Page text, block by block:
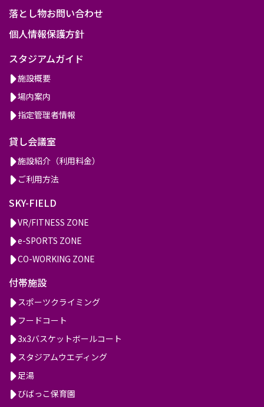
落とし物お問い合わせ
個人情報保護方針
スタジアムガイド
施設概要
場内案内
指定管理者情報
貸し会議室
施設紹介（利用料金）
ご利用方法
SKY-FIELD
VR/FITNESS ZONE
e-SPORTS ZONE
CO-WORKING ZONE
付帯施設
スポーツクライミング
フードコート
3x3バスケットボールコート
スタジアムウエディング
足湯
びばっこ保育園